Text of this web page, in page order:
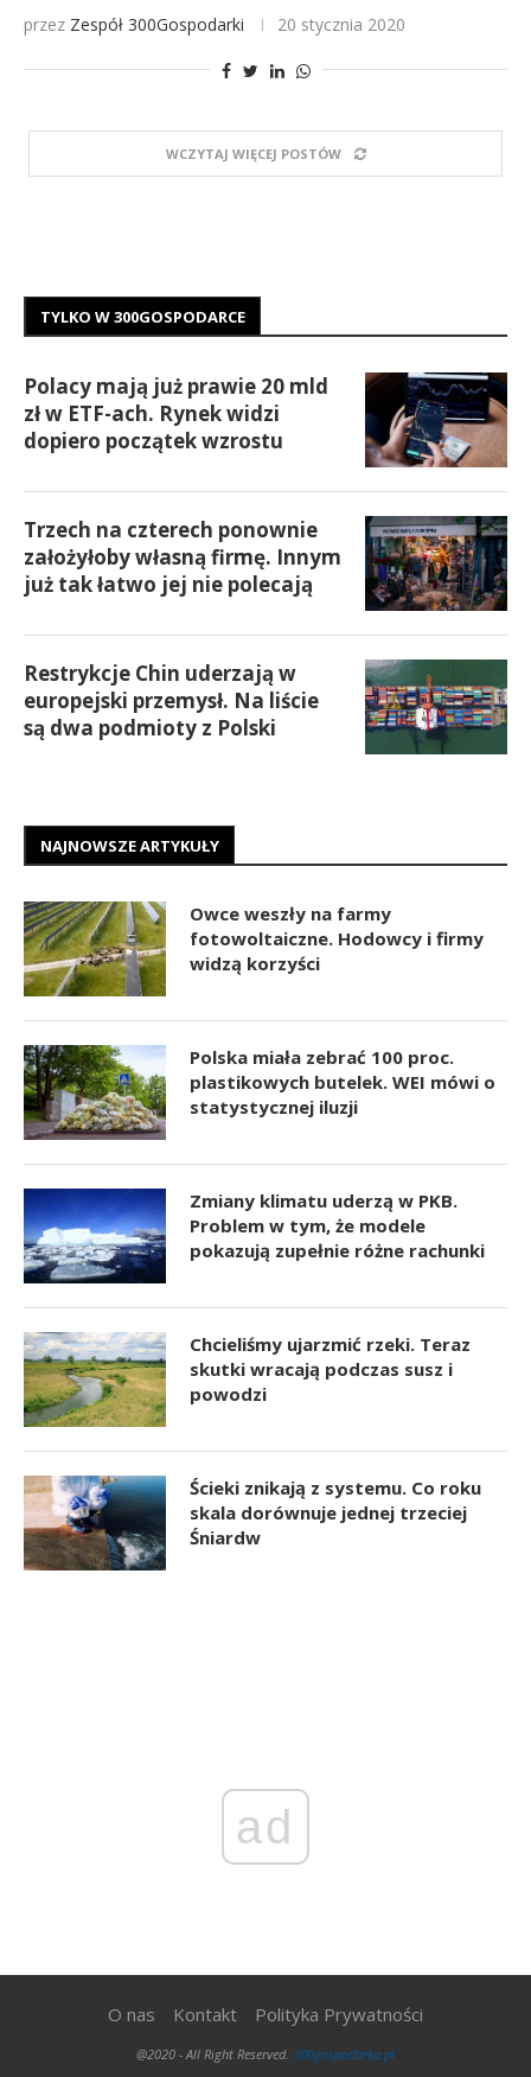
przez Zespół 300Gospodarki 20 stycznia 2020
WCZYTAJ WIĘCEJ POSTÓW
TYLKO W 300GOSPODARCE
Polacy mają już prawie 20 mld
zł w ETF-ach. Rynek widzi
dopiero początek wzrostu
Trzech na czterech ponownie
założyłoby własną firmę. Innym
już tak łatwo jej nie polecają
Restrykcje Chin uderzają w
europejski przemysł. Na liście
są dwa podmioty z Polski
NAJNOWSZE ARTYKUŁY
Owce weszły na farmy
fotowoltaiczne. Hodowcy i firmy
widzą korzyści
Polska miała zebrać 100 proc.
plastikowych butelek. WEI mówi o
statystycznej iluzji
Zmiany klimatu uderzą w PKB.
Problem w tym, że modele
pokazują zupełnie różne rachunki
Chcieliśmy ujarzmić rzeki. Teraz
skutki wracają podczas susz i
powodzi
Ścieki znikają z systemu. Co roku
skala dorównuje jednej trzeciej
Śniardw
ad
O nas Kontakt Polityka Prywatności
@2020 - All Right Reserved. 300gospodarka.pl